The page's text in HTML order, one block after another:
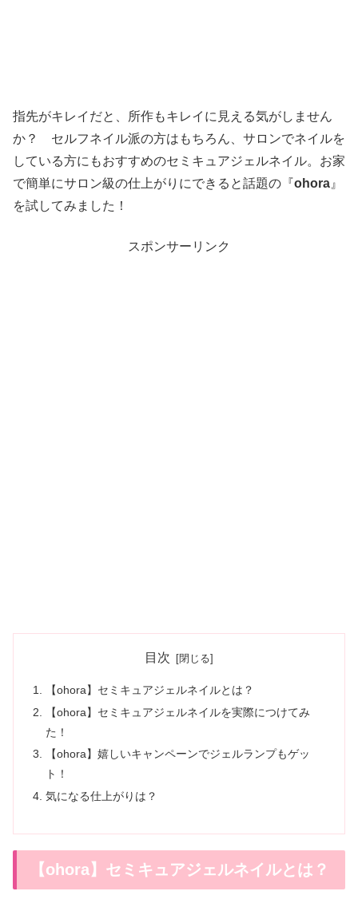
指先がキレイだと、所作もキレイに見える気がしません
か？ セルフネイル派の方はもちろん、サロンでネイルを
している方にもおすすめのセミキュアジェルネイル。お家
で簡単にサロン級の仕上がりにできると話題の『ohora 』
を試してみました！
スポンサーリンク
目次
【ohora】セミキュアジェルネイルとは？
【ohora】セミキュアジェルネイルを実際につけてみ
た！
【ohora】嬉しいキャンペーンでジェルランプもゲッ
ト！
気になる仕上がりは？
【ohora】セミキュアジェルネイルとは？